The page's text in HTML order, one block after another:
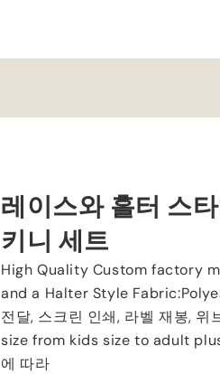
레이스와 홀터 스
키니 세트
High Quality Custom factory
and a Halter Style Fabric:
전달, 스크린 인쇄, 라벨 재봉, 위
size from kids size to adult
에 따라